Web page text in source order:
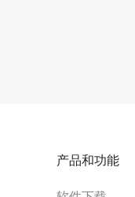
产品和功能